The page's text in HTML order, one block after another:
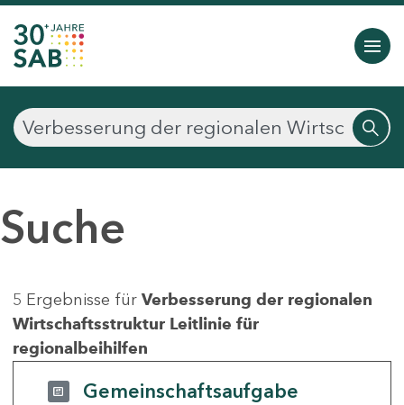
Suche
5 Ergebnisse für Verbesserung der regionalen
Wirtschaftsstruktur Leitlinie für
regionalbeihilfen
Gemeinschaftsaufgabe